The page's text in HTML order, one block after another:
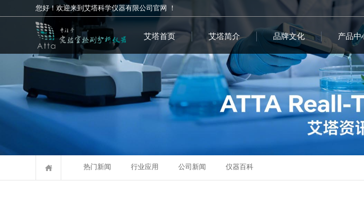
您好！欢迎来到艾塔科学仪器有限公司官网 ！
艾塔首页 艾塔简介 品牌文化 产品中
热门新闻 行业应用 公司新闻 仪器百科